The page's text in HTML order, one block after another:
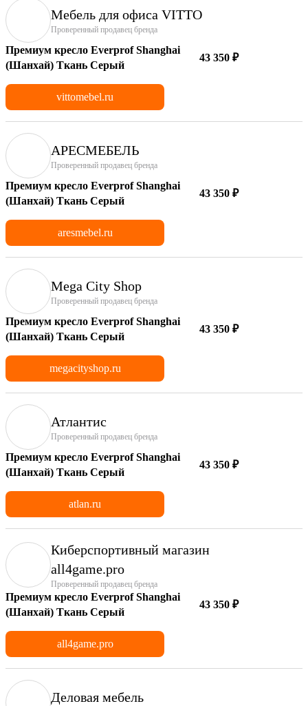
Мебель для офиса VITTO
Проверенный продавец бренда
Премиум кресло Everprof Shanghai
(Шанхай) Ткань Серый
43 350 ₽
vittomebel.ru
АРЕСМЕБЕЛЬ
Проверенный продавец бренда
Премиум кресло Everprof Shanghai
(Шанхай) Ткань Серый
43 350 ₽
aresmebel.ru
Mega City Shop
Проверенный продавец бренда
Премиум кресло Everprof Shanghai
(Шанхай) Ткань Серый
43 350 ₽
megacityshop.ru
Атлантис
Проверенный продавец бренда
Премиум кресло Everprof Shanghai
(Шанхай) Ткань Серый
43 350 ₽
atlan.ru
Киберспортивный магазин
аll4game.pro
Проверенный продавец бренда
Премиум кресло Everprof Shanghai
(Шанхай) Ткань Серый
43 350 ₽
all4game.pro
Деловая мебель